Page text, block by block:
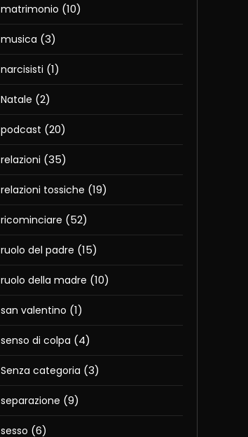
matrimonio (10)
musica (3)
narcisisti (1)
Natale (2)
podcast (20)
relazioni (35)
relazioni tossiche (19)
ricominciare (52)
ruolo del padre (15)
ruolo della madre (10)
san valentino (1)
senso di colpa (4)
Senza categoria (3)
separazione (9)
sesso (6)